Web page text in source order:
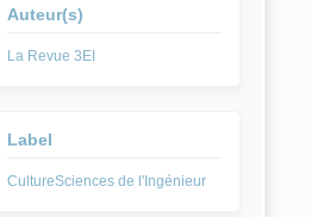
Auteur(s)
La Revue 3EI
Label
CultureSciences de l'Ingénieur